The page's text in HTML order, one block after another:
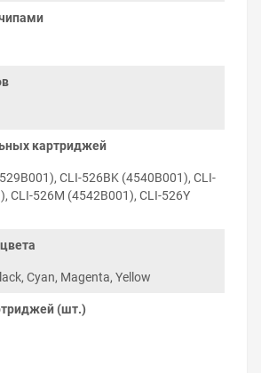
который можно вовремя
картриджей и серии
чипа микропрограммой
и установка
на Canon
в два этапа: заправка
цвету картриджа.
картриджей
CLI-526BK (4540B001), CLI-
CLI-526M (4542B001), CLI-526Y
Cyan, Magenta, Yellow
(шт.)